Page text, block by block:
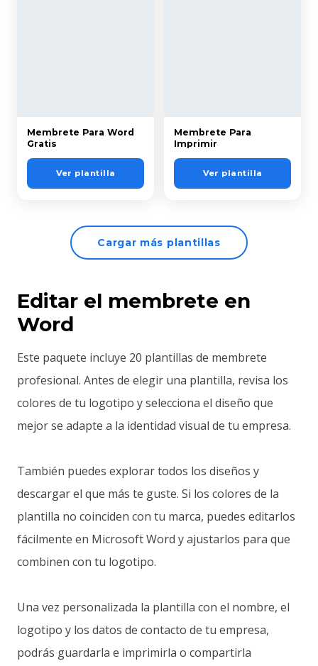
Membrete Para Word
Gratis
Ver plantilla
Membrete Para
Imprimir
Ver plantilla
Cargar más plantillas
Editar el membrete en
Word
Este paquete incluye 20 plantillas de membrete
profesional. Antes de elegir una plantilla, revisa los
colores de tu logotipo y selecciona el diseño que
mejor se adapte a la identidad visual de tu empresa.
También puedes explorar todos los diseños y
descargar el que más te guste. Si los colores de la
plantilla no coinciden con tu marca, puedes editarlos
fácilmente en Microsoft Word y ajustarlos para que
combinen con tu logotipo.
Una vez personalizada la plantilla con el nombre, el
logotipo y los datos de contacto de tu empresa,
podrás guardarla e imprimirla o compartirla